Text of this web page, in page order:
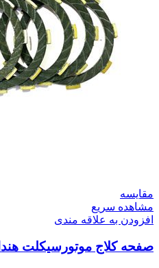
مقایسه
مشاهده سریع
افزودن به علاقه مندی
صفحه کلاج موتورسیکلت هندا 125 شتاب دار (فابریک)